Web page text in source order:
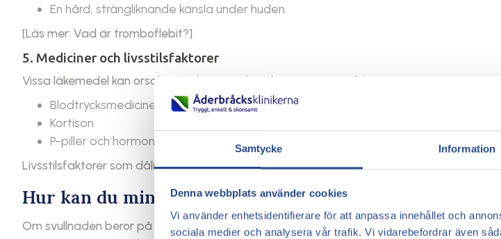
Samtycke Information
Denna webbplats använder cookies
Vi använder enhetsidentifierare för att anpassa innehållet och
sociala medier och analysera vår trafik. Vi vidarebefordrar även
En hård, strängliknande känsla under huden
[Läs mer: Vad är tromboflebit?]
5. Mediciner och livsstilsfaktorer
Vissa läkemedel kan orsaka vätskeansamling i benen, exempelvis:
Blodtrycksmediciner
Kortison
P-piller och hormonbehandling
Livsstilsfaktorer som dålig kost, övervikt och för lite fysisk aktivitet kan också förvärra
Hur kan du minska vätska i benen?
Om svullnaden beror på venös insufficiens eller åderbråck kan du testa: